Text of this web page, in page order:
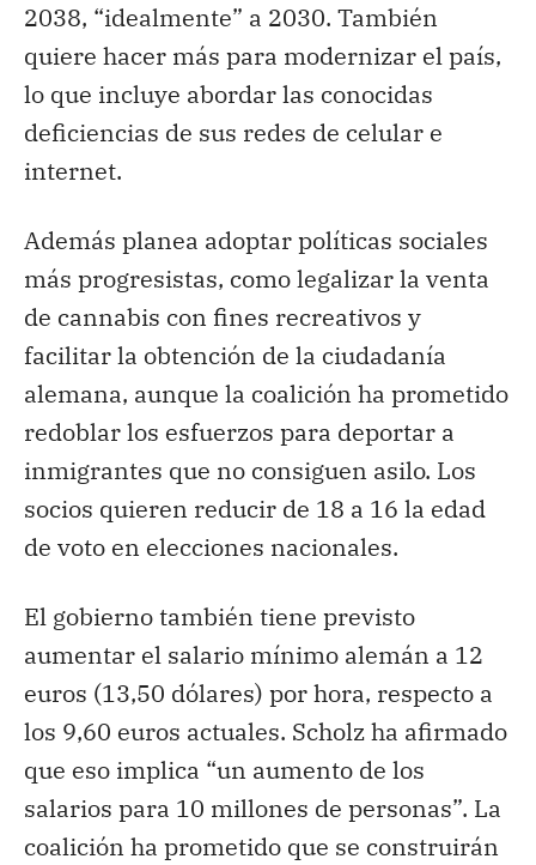
2038, “idealmente” a 2030. También
quiere hacer más para modernizar el país,
lo que incluye abordar las conocidas
deficiencias de sus redes de celular e
internet.
Además planea adoptar políticas sociales
más progresistas, como legalizar la venta
de cannabis con fines recreativos y
facilitar la obtención de la ciudadanía
alemana, aunque la coalición ha prometido
redoblar los esfuerzos para deportar a
inmigrantes que no consiguen asilo. Los
socios quieren reducir de 18 a 16 la edad
de voto en elecciones nacionales.
El gobierno también tiene previsto
aumentar el salario mínimo alemán a 12
euros (13,50 dólares) por hora, respecto a
los 9,60 euros actuales. Scholz ha afirmado
que eso implica “un aumento de los
salarios para 10 millones de personas”. La
coalición ha prometido que se construirán